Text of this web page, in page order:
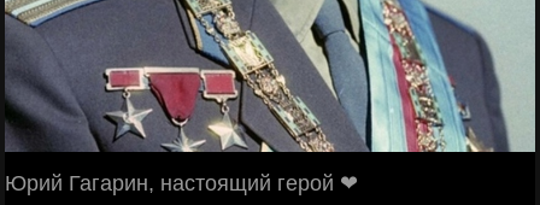
Юрий Гагарин, настоящий герой ❤